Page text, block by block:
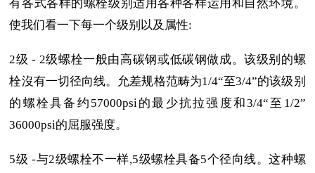
有各式各样的螺栓级别适用各种各样运用和自然环境。
使我们看一下每一个级别以及属性:
2级 - 2级螺栓一般由高碳钢或低碳钢做成。该级别的螺
栓沒有一切径向线。允差规格范畴为1/4“至3/4”的该级别
的螺栓具备约57000psi的最少抗拉强度和3/4“至1/2”
36000psi的屈服强度。
5级 -与2级螺栓不一样,5级螺栓具备5个径向线。这种螺